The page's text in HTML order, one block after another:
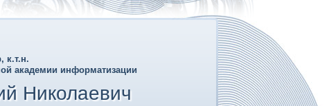
к.т.н.
академии информатизации
Николаевич